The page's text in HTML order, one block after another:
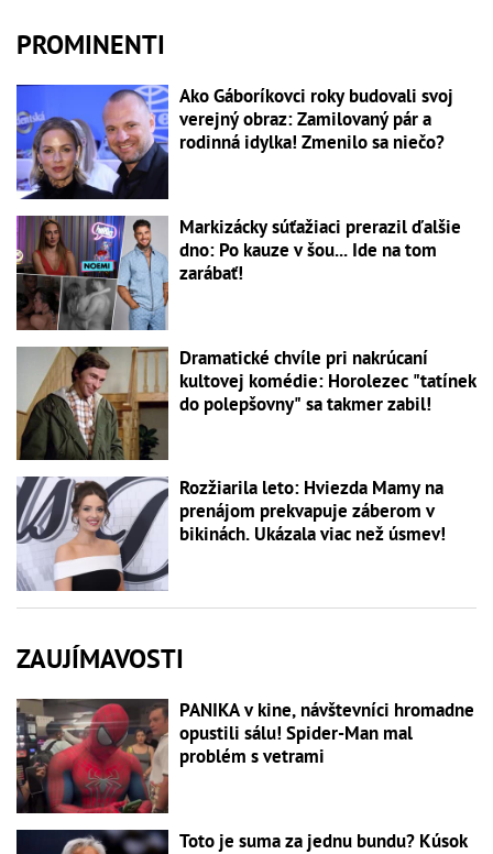
PROMINENTI
Ako Gáboríkovci roky budovali svoj
verejný obraz: Zamilovaný pár a
rodinná idylka! Zmenilo sa niečo?
Markizácky súťažiaci prerazil ďalšie
dno: Po kauze v šou... Ide na tom
zarábať!
Dramatické chvíle pri nakrúcaní
kultovej komédie: Horolezec "tatínek
do polepšovny" sa takmer zabil!
Rozžiarila leto: Hviezda Mamy na
prenájom prekvapuje záberom v
bikinách. Ukázala viac než úsmev!
ZAUJÍMAVOSTI
PANIKA v kine, návštevníci hromadne
opustili sálu! Spider-Man mal
problém s vetrami
Toto je suma za jednu bundu? Kúsok